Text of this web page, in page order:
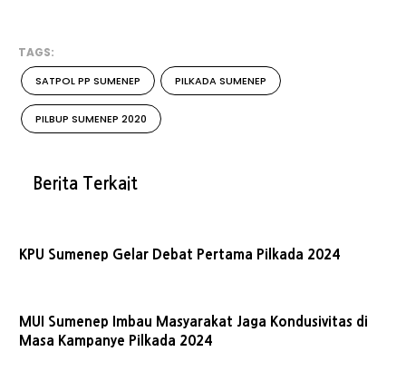
TAGS:
SATPOL PP SUMENEP PILKADA SUMENEP
PILBUP SUMENEP 2020
Berita Terkait
KPU Sumenep Gelar Debat Pertama Pilkada 2024
MUI Sumenep Imbau Masyarakat Jaga Kondusivitas di
Masa Kampanye Pilkada 2024